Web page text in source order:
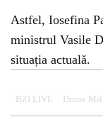
Astfel, Iosefina
ministrul Vasile
situația actuală.
BZI LIVE Drone